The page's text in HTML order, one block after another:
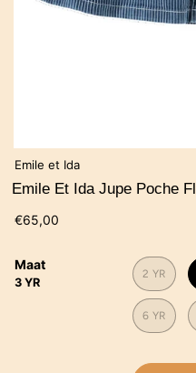
Emile et Ida
Emile Et Ida Jupe Poche
€65,00
Maat
3 YR
2 YR
6 YR